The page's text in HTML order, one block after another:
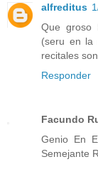
alfreditus
Que groso
(seru en la
recitales
Responder
Facundo
Genio En
Semejante